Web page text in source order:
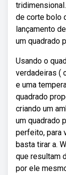
de corte bolo
lançamento
um quadrado
Usando o
verdadeiras (
e uma
quadrado
criando um
um quadrado
perfeito, para
basta tirar a.
que resultam
por ele